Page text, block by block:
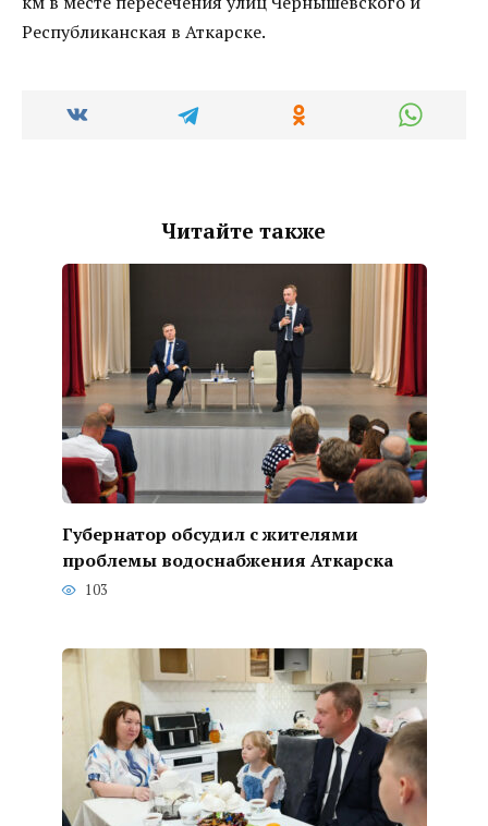
Республиканская в Аткарске.
Читайте также
Губернатор обсудил с жителями
проблемы водоснабжения Аткарска
103